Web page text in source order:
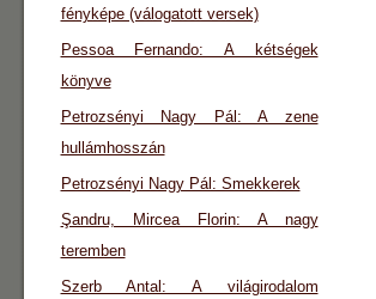
fényképe (válogatott versek)
Pessoa Fernando: A kétségek
könyve
Petrozsényi Nagy Pál: A zene
hullámhosszán
Petrozsényi Nagy Pál: Smekkerek
Şandru, Mircea Florin: A nagy
teremben
Szerb Antal: A világirodalom